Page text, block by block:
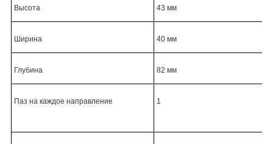
Высота 43 мм
Ширина 40 мм
Глубина 82 мм
Паз на каждое направление 1